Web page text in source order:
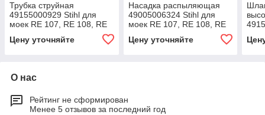
Трубка струйная
49155000929 Stihl для
моек RE 107, RE 108, RE
118, RE 119, RE 128 Plus
Цену уточняйте
Насадка распыляющая
49005006324 Stihl для
моек RE 107, RE 108, RE
Цену уточняйте
О нас
Рейтинг не сформирован
Менее 5 отзывов за последний год